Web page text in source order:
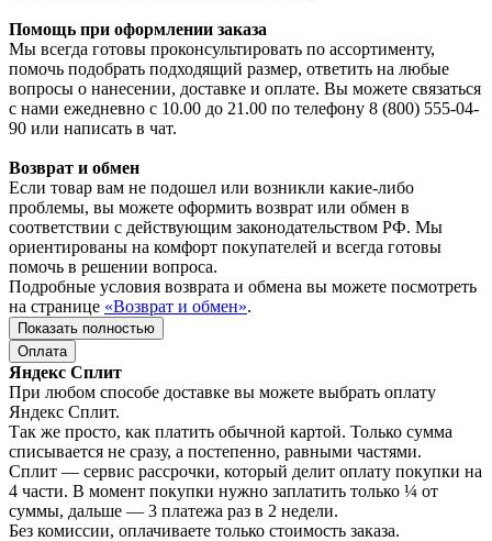
Помощь при оформлении заказа
Мы всегда готовы проконсультировать по ассортименту,
помочь подобрать подходящий размер, ответить на любые
вопросы о нанесении, доставке и оплате. Вы можете связаться
с нами ежедневно с 10.00 до 21.00 по телефону 8 (800) 555-04-
90 или написать в чат.
Возврат и обмен
Если товар вам не подошел или возникли какие-либо
проблемы, вы можете оформить возврат или обмен в
соответствии с действующим законодательством РФ. Мы
ориентированы на комфорт покупателей и всегда готовы
помочь в решении вопроса.
Подробные условия возврата и обмена вы можете посмотреть
на странице «Возврат и обмен».
Показать полностью
Оплата
Яндекс Сплит
При любом способе доставке вы можете выбрать оплату
Яндекс Сплит.
Так же просто, как платить обычной картой. Только сумма
списывается не сразу, а постепенно, равными частями.
Сплит — сервис рассрочки, который делит оплату покупки на
4 части. В момент покупки нужно заплатить только ¼ от
суммы, дальше — 3 платежа раз в 2 недели.
Без комиссии, оплачиваете только стоимость заказа.